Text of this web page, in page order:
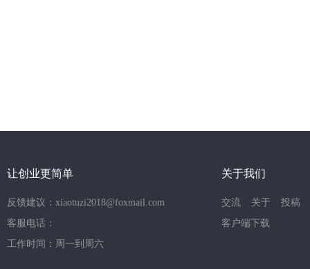
让创业更简单
反馈建议：xiaotuzi2018@foxmail.com
客服电话：
工作时间：周一到周六
关于我们
交流 关于
投稿
客户端下载